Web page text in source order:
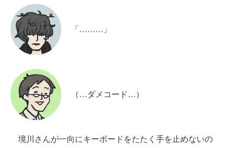
「………」
（…ダメコード…）
境川さんが一向にキーボードをたたく手を止めないの